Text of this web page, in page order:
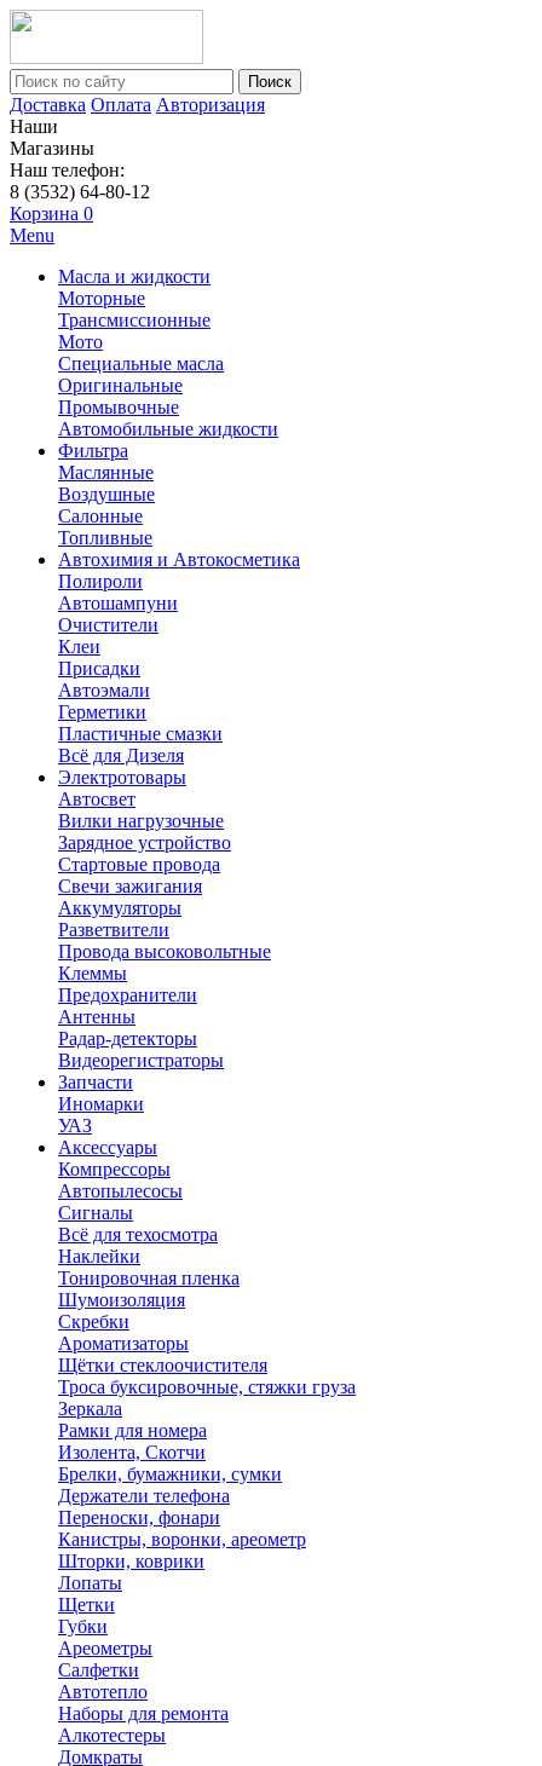
Поиск
Доставка Оплата Авторизация
Наши
Магазины
Наш телефон:
8 (3532) 64-80-12
Корзина 0
Menu
Масла и жидкости
Моторные
Трансмиссионные
Мото
Специальные масла
Оригинальные
Промывочные
Автомобильные жидкости
Фильтра
Маслянные
Воздушные
Салонные
Топливные
Автохимия и Автокосметика
Полироли
Автошампуни
Очистители
Клеи
Присадки
Автоэмали
Герметики
Пластичные смазки
Всё для Дизеля
Электротовары
Автосвет
Вилки нагрузочные
Зарядное устройство
Стартовые провода
Свечи зажигания
Аккумуляторы
Разветвители
Провода высоковольтные
Клеммы
Предохранители
Антенны
Радар-детекторы
Видеорегистраторы
Запчасти
Иномарки
УАЗ
Аксесcуары
Компрессоры
Автопылесосы
Сигналы
Всё для техосмотра
Наклейки
Тонировочная пленка
Шумоизоляция
Скребки
Ароматизаторы
Щётки стеклоочистителя
Троса буксировочные, стяжки груза
Зеркала
Рамки для номера
Изолента, Скотчи
Брелки, бумажники, сумки
Держатели телефона
Переноски, фонари
Канистры, воронки, ареометр
Шторки, коврики
Лопаты
Щетки
Губки
Ареометры
Салфетки
Автотепло
Наборы для ремонта
Алкотестеры
Домкраты